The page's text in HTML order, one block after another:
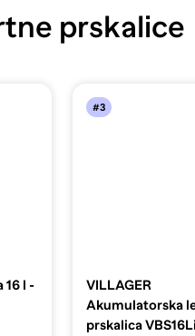
prskalice
16 l -
#3
VILLAGER
Akumulatorska
prskalica VBS16Li